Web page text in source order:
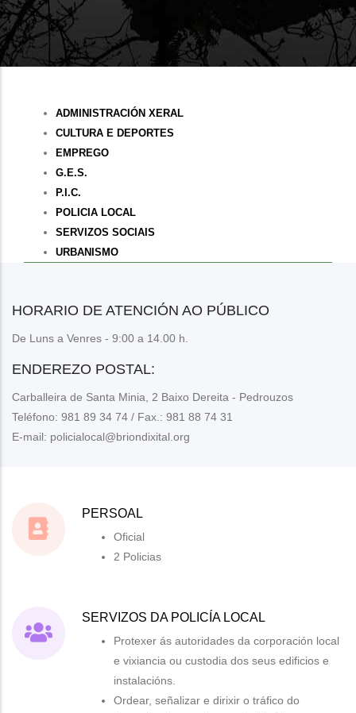
Departamentos
Municipais
ADMINISTRACIÓN XERAL
CULTURA E DEPORTES
EMPREGO
G.E.S.
P.I.C.
POLICIA LOCAL
SERVIZOS SOCIAIS
URBANISMO
HORARIO DE ATENCIÓN AO PÚBLICO
De Luns a Venres - 9:00 a 14.00 h.
ENDEREZO POSTAL:
Carballeira de Santa Minia, 2 Baixo Dereita - Pedrouzos
Teléfono: 981 89 34 74 / Fax.: 981 88 74 31
E-mail: policialocal@briondixital.org
PERSOAL
Oficial
2 Policias
SERVIZOS DA POLICÍA LOCAL
Protexer ás autoridades da corporación local
e vixiancia ou custodia dos seus edificios e
instalacións.
Ordear, señalizar e dirixir o tráfico do